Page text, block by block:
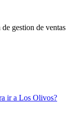
gestion de ventas
ir a Los Olivos?